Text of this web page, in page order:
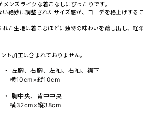
ンズライクな着こなしにぴったりです。
い絶妙に調整されたサイズ感が、コーデを格上げする
れた生地は着こむほどに独特の味わいを醸し出し、経
ト加工は含まれておりません。
・ 左胸、右胸、左袖、右袖、襟下
横10cm×縦10cm
・ 胸中央、背中中央
横32cm×縦38cm